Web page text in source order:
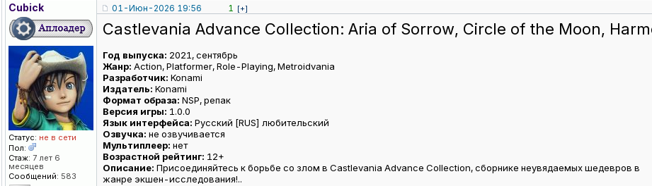
Cubick
Статус: не в сети
Пол:
Стаж: 7 лет 6
месяцев
Сообщений: 583
01-Июн-2026 19:56 1 [+]
Castlevania Advance Collection: Aria of Sorrow, Circle of the Moon,
Год выпуска: 2021, сентябрь
Жанр: Action, Platformer, Role-Playing, Metroidvania
Разработчик: Konami
Издатель: Konami
Формат образа: NSP, репак
Версия игры: 1.0.0
Язык интерфейса: Русский [RUS] любительский
Озвучка: не озвучивается
Мультиплеер: нет
Возрастной рейтинг: 12+
Описание: Присоединяйтесь к борьбе со злом в Castlevania Advance Collection, сборнике неувядаемых шедевров в
жанре экшен-исследования!..